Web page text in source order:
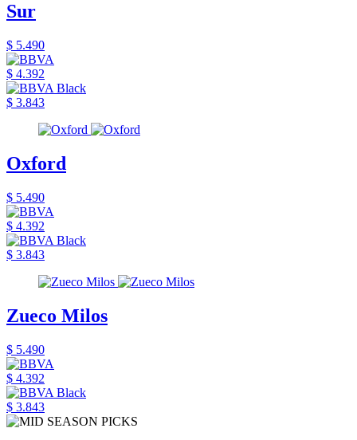
Sur
$ 5.490
$ 4.392
$ 3.843
Oxford
$ 5.490
$ 4.392
$ 3.843
Zueco Milos
$ 5.490
$ 4.392
$ 3.843